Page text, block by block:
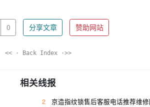
0 分享文章 赞助网站
<< · Back Index ·>>
相关线报
2
京造指纹锁售后客服电话推荐维